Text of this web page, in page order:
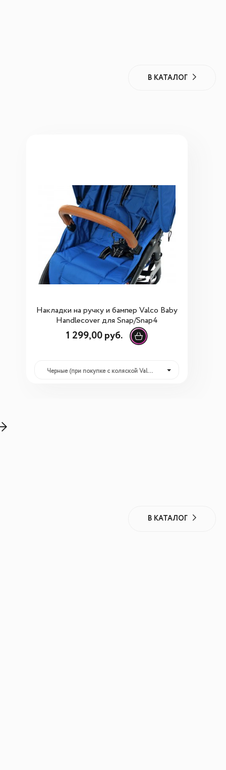
В КАТАЛОГ
Накладки на ручку и бампер Valco Baby
Handlecover для Snap/Snap4
1 299,00 руб.
Черные (при покупке с коляской Valco Baby): 1 299,00 руб.
В КАТАЛОГ